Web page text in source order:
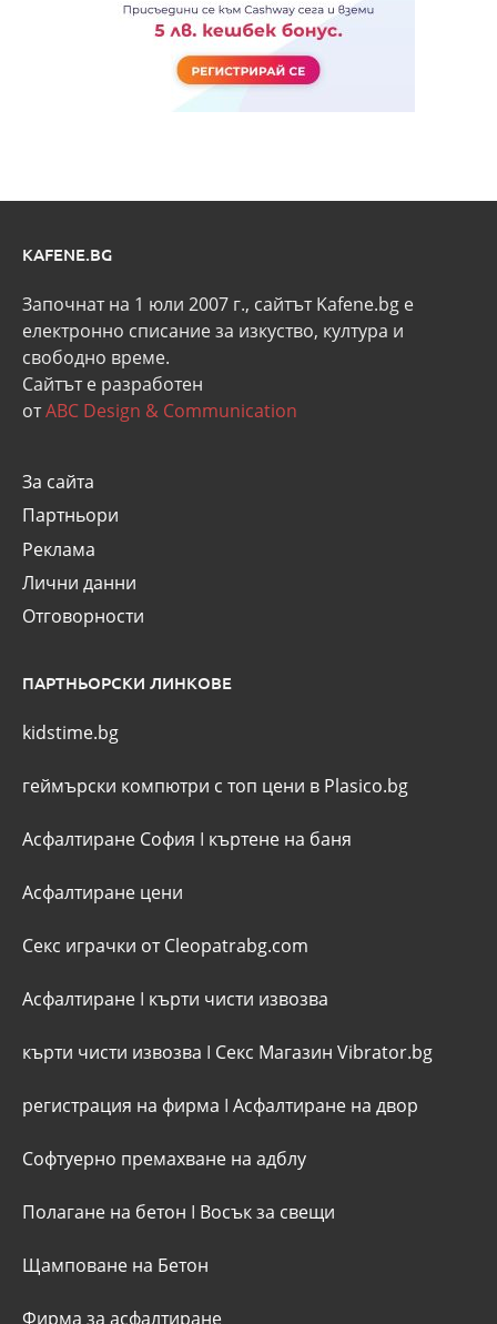
KAFENE.BG
Започнат на 1 юли 2007 г., сайтът Kafene.bg e
eлектронно списание за изкуство, култура и
свободно време.
Сайтът е разработен
отABC Design & Communication
За сайта
Партньори
Реклама
Лични данни
Отговорности
ПАРТНЬОРСКИ ЛИНКОВЕ
kidstime.bg
геймърски компютри с топ цени в Plasico.bg
Асфалтиране София I къртене на баня
Асфалтиране цени
Секс играчки от Cleopatrabg.com
Асфалтиране I кърти чисти извозва
кърти чисти извозва I Секс Магазин Vibrator.bg
регистрация на фирма I Асфалтиране на двор
Софтуерно премахване на адблу
Полагане на бетон I Восък за свещи
Щамповане на Бетон
Фирма за асфалтиране